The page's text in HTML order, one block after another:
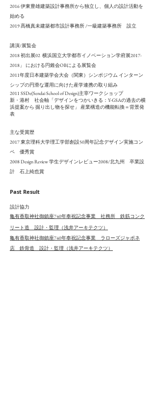
2016 伊東豊雄建築設計事務所から独立し、個人の設計活動を
始める
2019 髙橋真未建築都市設計事務所 /一級建築事務所 設立
講演/展覧会
2018 初出展02 横浜国立大学都市イノベーション学府展2017-
2018」 における円錐会OBによる展覧会
2011年度日本建築学会大会（関東） シンポジウム インターン
シップの円滑な運用に向けた産学連携の取り組み
2011 SSDe(Sendai School of Design)主宰ワークショップ
新・港村 社会軸「デザインをつかいきる：Y-GSAの過去の横
浜提案から 掘り出し物を探せ」 産業構造の機能転換＝背景発
表
主な受賞歴
2017 東京理科大学理工学部創設50周年記念デザイン実施コン
ペ 優秀賞
2008 Design Review 学生デザインレビュー2008/北九州 卒業設
計 石上純也賞
Past Result
設計協力
亀有香取神社御鎮座740年奉祝記念事業 社務所 鉄筋コンク
リート造 設計・監理（浅井アーキテクツ）
亀有香取神社御鎮座740年奉祝記念事業 ラローズジャポネ
店 鉄骨造 設計・監理（浅井アーキテクツ）